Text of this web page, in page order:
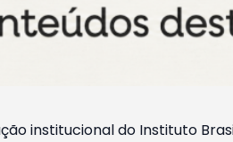
institucional do Instituto